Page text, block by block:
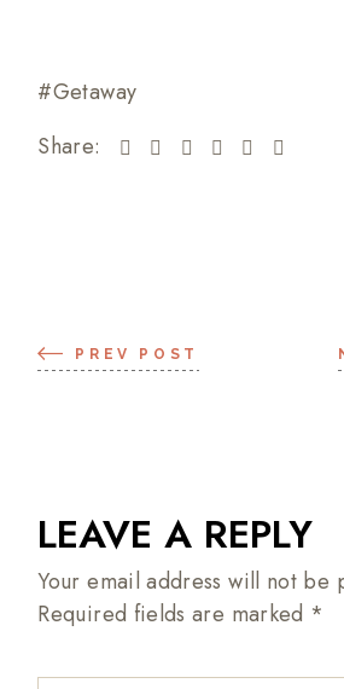
Getaway
Share:
PREV POST
LEAVE A REPLY
Your email address will not be
Required fields are marked *